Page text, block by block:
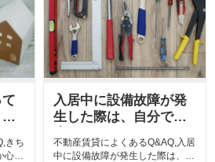
きち
心
入居中に設備故障が発
生した際は、自分で対
のでしょうか？
不動産賃貸によくあるQ&AQ,入居
中に設備故障が発生した際は、自